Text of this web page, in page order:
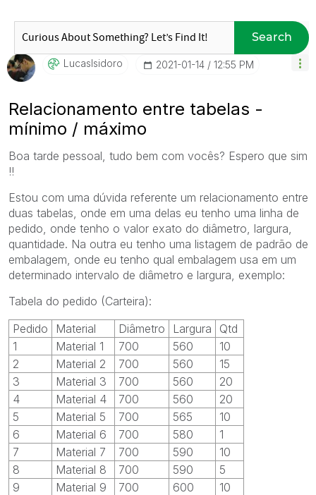
Search
LucasIsidoro ‎2021-01-14 12:55 PM
Relacionamento entre tabelas -
mínimo / máximo
Boa tarde pessoal, tudo bem com vocês? Espero que sim
!!
Estou com uma dúvida referente um relacionamento entre
duas tabelas, onde em uma delas eu tenho uma linha de
pedido, onde tenho o valor exato do diâmetro, largura,
quantidade. Na outra eu tenho uma listagem de padrão de
embalagem, onde eu tenho qual embalagem usa em um
determinado intervalo de diâmetro e largura, exemplo:
Tabela do pedido (Carteira):
Pedido
Material Diâmetro Largura
Qtd
1
Material 1 700 560
10
2
Material 2 700 560
15
3
Material 3 700 560
20
4
Material 4 700 560
20
5
Material 5 700 565
10
6
Material 6 700 580
1
7
Material 7 700 590
10
8
Material 8 700 590
5
9
Material 9 700 600
10